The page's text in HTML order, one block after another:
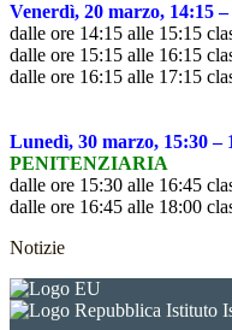
Venerdì, 20 marzo, 14:15 –
dalle ore 14:15 alle 15:15
dalle ore 15:15 alle 16:15
dalle ore 16:15 alle 17:15
Lunedì, 30 marzo, 15:30 –
PENITENZIARIA
dalle ore 15:30 alle 16:45
dalle ore 16:45 alle 18:00
Notizie
Istituto